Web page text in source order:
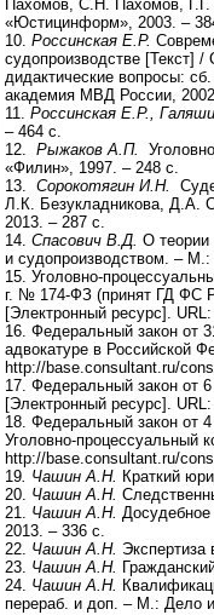
Пахомов, С.Н. Пахомов,
«Юстицинформ», 2003. –
10. Россинская Е.Р.
судопроизводстве [Текст] /
дидактические вопросы:
академия МВД России,
11. Россинская Е.Р.,
– 464 с.
12. Рыжаков А.П.
«Филин», 1997. – 248 с.
13. Сорокотягин И.Н.
Л.К. Безукладникова, Д.А.
2013. – 287 с.
14. Спасович В.Д. О теории
и судопроизводством. –
15. Уголовно-
г. № 174-ФЗ (принят ГД ФС
[Электронный ресурс].
16. Федеральный закон от
адвокатуре в Российской
http://base.consultant.ru/
17. Федеральный закон от
[Электронный ресурс].
18. Федеральный закон от
Уголовно-процессуальный
http://base.consultant.ru/
19. Чашин А.Н. Краткий
20. Чашин А.Н.
21. Чашин А.Н.
2013. – 336 с.
22. Чашин А.Н.
23. Чашин А.Н.
24. Чашин А.Н.
перераб. и доп. – М.: Дело